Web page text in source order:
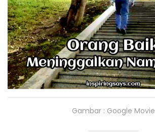
Gambar : Google Movie